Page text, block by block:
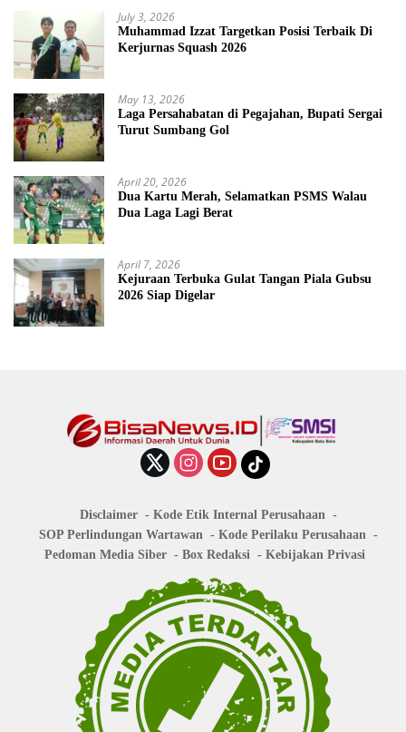
July 3, 2026
Muhammad Izzat Targetkan Posisi Terbaik Di
Kerjurnas Squash 2026
May 13, 2026
Laga Persahabatan di Pegajahan, Bupati Sergai
Turut Sumbang Gol
April 20, 2026
Dua Kartu Merah, Selamatkan PSMS Walau
Dua Laga Lagi Berat
April 7, 2026
Kejuraan Terbuka Gulat Tangan Piala Gubsu
2026 Siap Digelar
Disclaimer
Kode Etik Internal Perusahaan
SOP Perlindungan Wartawan
Kode Perilaku Perusahaan
Pedoman Media Siber
Box Redaksi Kebijakan Privasi